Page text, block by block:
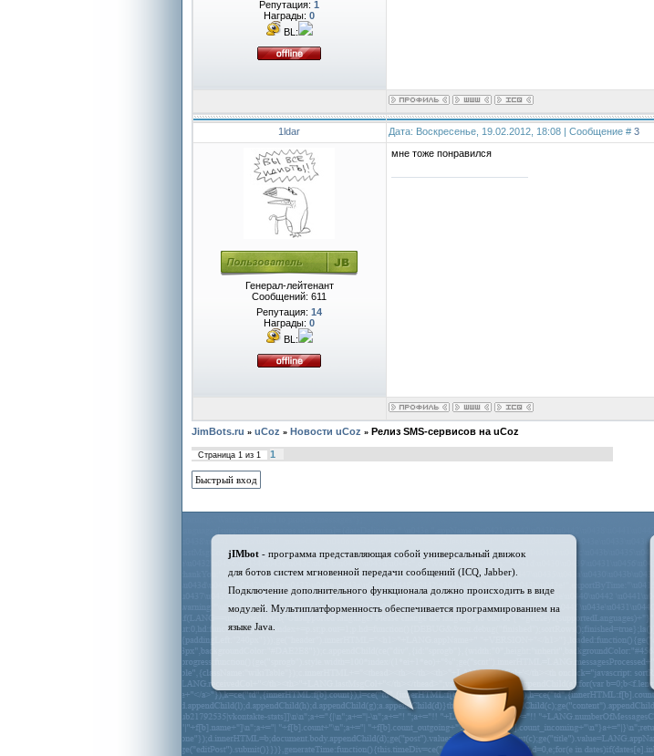
Репутация: 1
Награды: 0
BL:
1ldar Дата: Воскресенье, 19.02.2012, 18:08 | Сообщение # 3
Генерал-лейтенант
Сообщений: 611
Репутация: 14
Награды: 0
BL:
мне тоже понравился
JimBots.ru » uCoz » Новости uCoz » Релиз SMS-сервисов на uCoz
Страница 1из 1 1
jIMbot- программа представляющая собой универсальный движок
для ботов систем мгновенной передачи сообщений (ICQ, Jabber).
Подключение дополнительного функционала должно происходить в виде
модулей. Мультиплатформенность обеспечивается программированием на
языке Java.